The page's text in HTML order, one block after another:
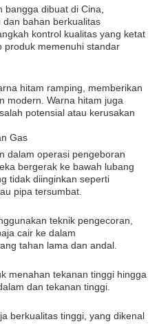
dibuat di Cina,
bahan berkualitas
kontrol kualitas yang ketat
produk memenuhi standar
hitam ramping, memberikan
modern. Warna hitam juga
potensial atau kerusakan
Gas
dalam operasi pengeboran
bergerak ke bawah lubang
tidak diinginkan seperti
pipa tersumbat.
teknik pengecoran,
cair ke dalam
tahan lama dan andal.
menahan tekanan tinggi hingga
dan tekanan tinggi.
berkualitas tinggi, yang dikenal